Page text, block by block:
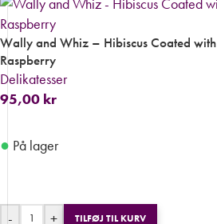
Wally and Whiz – Hibiscus Coated with
Raspberry
Delikatesser
95,00 kr
● På lager
- + TILFØJ TIL KURV